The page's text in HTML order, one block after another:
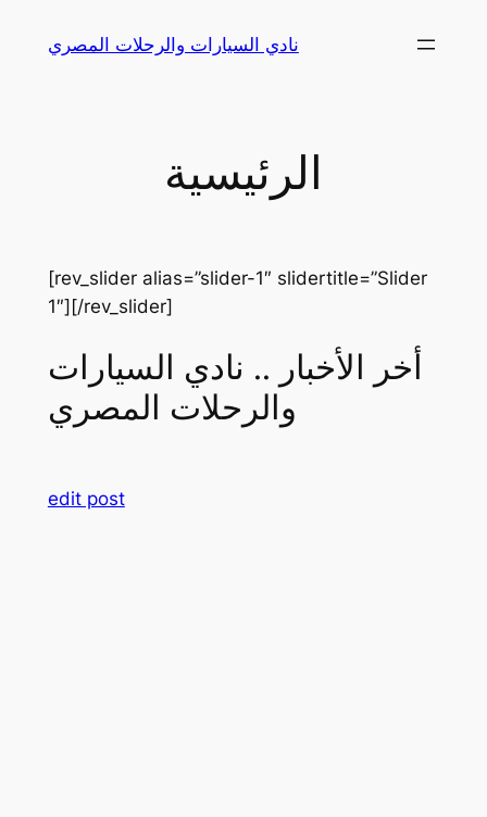
نادي السيارات والرحلات المصري
الرئيسية
[rev_slider alias=”slider-1″ slidertitle=”Slider
1″][/rev_slider]
أخر الأخبار .. نادي السيارات
والرحلات المصري
edit post